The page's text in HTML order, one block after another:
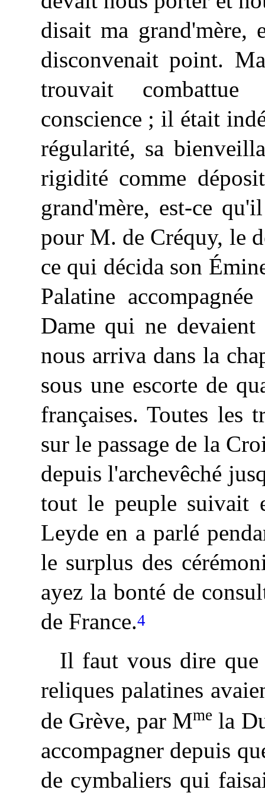
disait ma
disconvenait point.
trouvait
conscience ; il était
régularité, sa
rigidité comme
grand'mère, est-ce
pour M. de Créquy, le
ce qui décida son
Palatine
Dame qui ne
nous arriva dans la
sous une escorte de
françaises. Toutes les
sur le passage de la
depuis l'archevêché
tout le peuple suivait
Leyde en a parlé
le surplus des
ayez la bonté de
de France.4
Il faut vous dire que
reliques palatines
de Grève, par Mme la
accompagner depuis
de cymbaliers qui